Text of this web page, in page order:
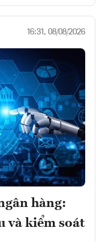
16:31, 08/08/2026
hàng:
và kiểm soát